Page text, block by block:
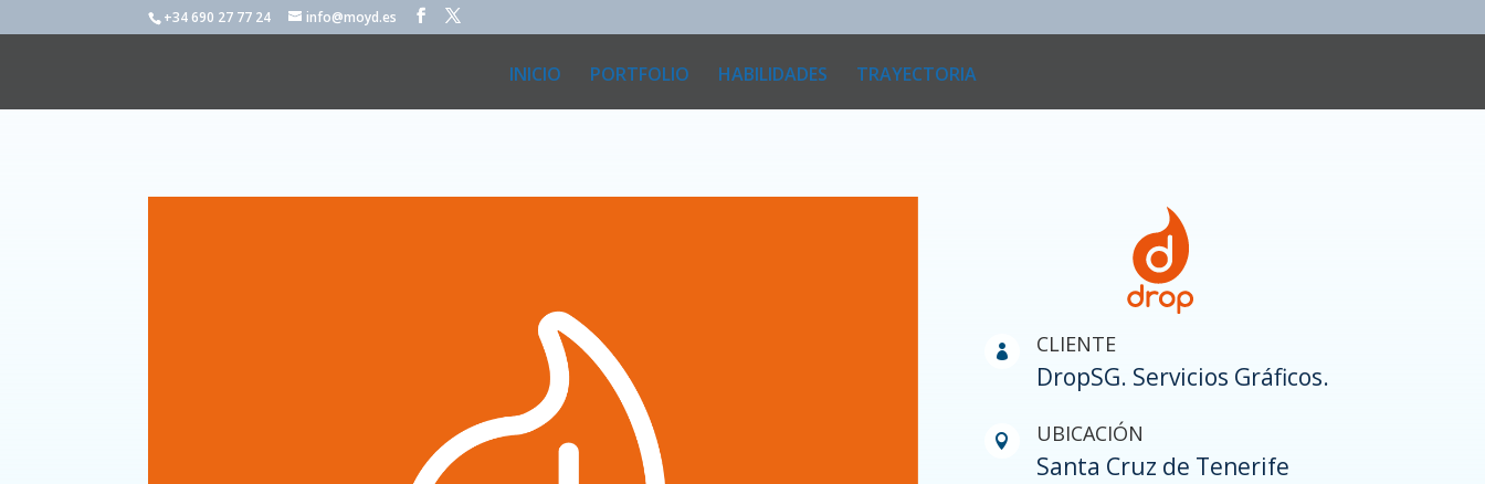
+34 690 27 77 24 info@moyd.es
INICIO PORTFOLIO HABILIDADES TRAYECTORIA
 CLIENTE
DropSG. Servicios Gráficos.
 UBICACIÓN
Santa Cruz de Tenerife